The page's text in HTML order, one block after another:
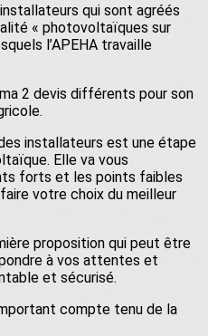
qui sont agréés
« photovoltaïques sur
l’APEHA travaille
2 devis différents pour son
installateurs est une étape
Elle va vous
forts et les points faibles
votre choix du meilleur
proposition qui peut être
à vos attentes et
et sécurisé.
compte tenu de la